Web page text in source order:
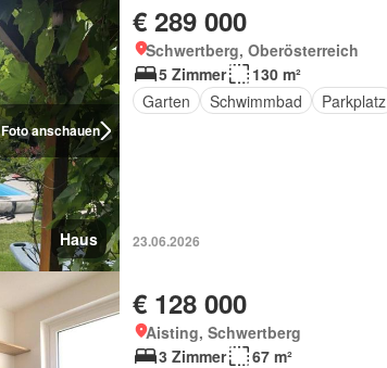
Foto anschauen
Haus
€ 289 000
Schwertberg, Oberösterreich
5 Zimmer
130 m²
Garten
Schwimmbad Parkplatz
23.06.2026
€ 128 000
Aisting, Schwertberg
3 Zimmer
67 m²